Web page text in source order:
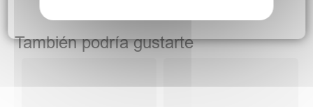
También podría gustarte